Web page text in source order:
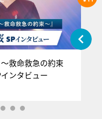
救命救急の約束
インタビュー